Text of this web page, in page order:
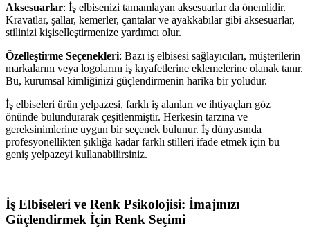
Aksesuarlar: İş elbisenizi tamamlayan aksesuarlar da önemlidir.
Kravatlar, şallar, kemerler, çantalar ve ayakkabılar gibi aksesuarlar,
stilinizi kişiselleştirmenize yardımcı olur.
Özelleştirme Seçenekleri: Bazı iş elbisesi sağlayıcıları, müşterilerin
markalarını veya logolarını iş kıyafetlerine eklemelerine olanak tanır.
Bu, kurumsal kimliğinizi güçlendirmenin harika bir yoludur.
İş elbiseleri ürün yelpazesi, farklı iş alanları ve ihtiyaçları göz
önünde bulundurarak çeşitlenmiştir. Herkesin tarzına ve
gereksinimlerine uygun bir seçenek bulunur. İş dünyasında
profesyonellikten şıklığa kadar farklı stilleri ifade etmek için bu
geniş yelpazeyi kullanabilirsiniz.
İş Elbiseleri ve Renk Psikolojisi: İmajınızı
Güçlendirmek İçin Renk Seçimi